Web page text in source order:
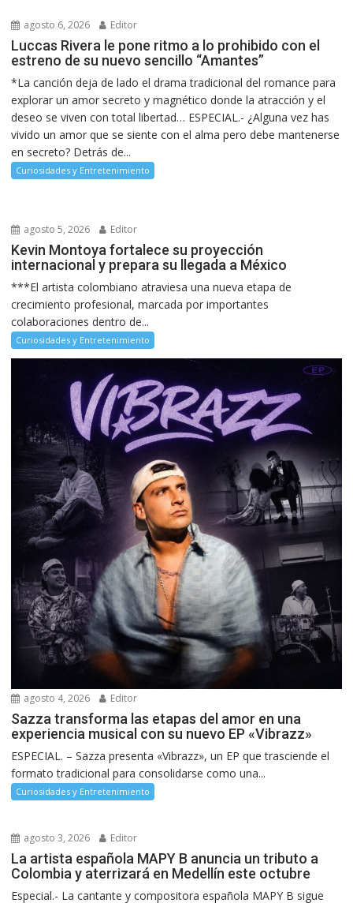
agosto 6, 2026 Editor
Luccas Rivera le pone ritmo a lo prohibido con el
estreno de su nuevo sencillo “Amantes”
*La canción deja de lado el drama tradicional del romance para
explorar un amor secreto y magnético donde la atracción y el
deseo se viven con total libertad… ESPECIAL.- ¿Alguna vez has
vivido un amor que se siente con el alma pero debe mantenerse
en secreto? Detrás de...
Curiosidades y Entretenimiento
agosto 5, 2026 Editor
Kevin Montoya fortalece su proyección
internacional y prepara su llegada a México
***El artista colombiano atraviesa una nueva etapa de
crecimiento profesional, marcada por importantes
colaboraciones dentro de...
Curiosidades y Entretenimiento
agosto 4, 2026 Editor
Sazza transforma las etapas del amor en una
experiencia musical con su nuevo EP «Vibrazz»
ESPECIAL. – Sazza presenta «Vibrazz», un EP que trasciende el
formato tradicional para consolidarse como una...
Curiosidades y Entretenimiento
agosto 3, 2026 Editor
La artista española MAPY B anuncia un tributo a
Colombia y aterrizará en Medellín este octubre
Especial.- La cantante y compositora española MAPY B sigue